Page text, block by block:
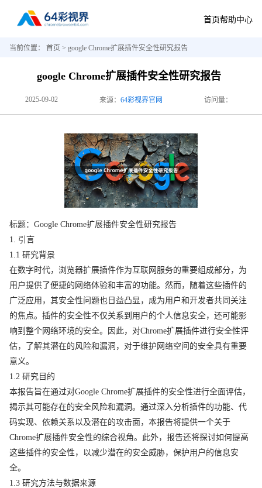
首页帮助中心
当前位置： 首页 > google Chrome扩展插件安全性研究报告
google Chrome扩展插件安全性研究报告
2025-09-02 来源： 64彩视界官网 访问量：
标题：Google Chrome扩展插件安全性研究报告
1. 引言
1.1 研究背景
在数字时代，浏览器扩展插件作为互联网服务的重要组成部分，为
用户提供了便捷的网络体验和丰富的功能。然而，随着这些插件的
广泛应用，其安全性问题也日益凸显，成为用户和开发者共同关注
的焦点。插件的安全性不仅关系到用户的个人信息安全，还可能影
响到整个网络环境的安全。因此，对Chrome扩展插件进行安全性评
估，了解其潜在的风险和漏洞，对于维护网络空间的安全具有重要
意义。
1.2 研究目的
本报告旨在通过对Google Chrome扩展插件的安全性进行全面评估，
揭示其可能存在的安全风险和漏洞。通过深入分析插件的功能、代
码实现、依赖关系以及潜在的攻击面，本报告将提供一个关于
Chrome扩展插件安全性的综合视角。此外，报告还将探讨如何提高
这些插件的安全性，以减少潜在的安全威胁，保护用户的信息安
全。
1.3 研究方法与数据来源